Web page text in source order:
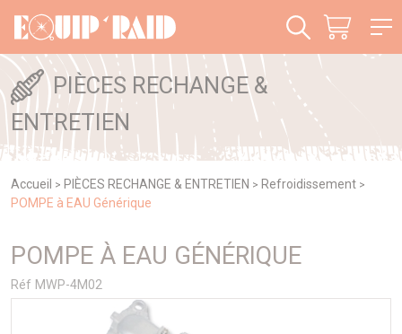
PIÈCES RECHANGE &
ENTRETIEN
Accueil > PIÈCES RECHANGE & ENTRETIEN > Refroidissement >
POMPE à EAU Générique
POMPE À EAU GÉNÉRIQUE
Réf MWP-4M02
Panneau de gestion des cookies